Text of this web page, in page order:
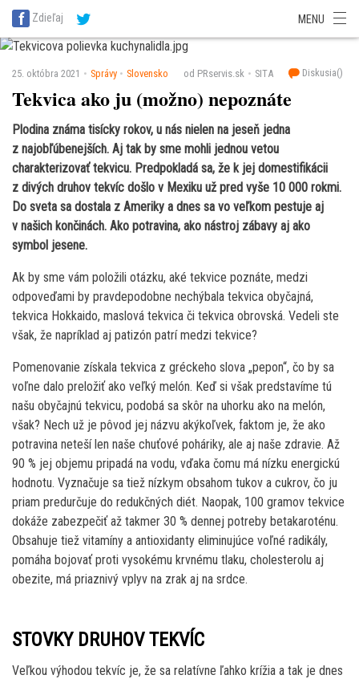
SITA Energetika
SITA Potravinárstvo
Zdieľaj MENU
25. októbra 2021 Správy Slovensko od PRservis.sk SITA Diskusia()
Tekvica ako ju (možno) nepoznáte
Plodina známa tisícky rokov, u nás nielen na jeseň jedna
z najobľúbenejších. Aj tak by sme mohli jednou vetou
charakterizovať tekvicu. Predpokladá sa, že k jej domestifikácii
z divých druhov tekvíc došlo v Mexiku už pred vyše 10 000 rokmi.
Do sveta sa dostala z Ameriky a dnes sa vo veľkom pestuje aj
v našich končinách. Ako potravina, ako nástroj zábavy aj ako
symbol jesene.
Ak by sme vám položili otázku, aké tekvice poznáte, medzi
odpoveďami by pravdepodobne nechýbala tekvica obyčajná,
tekvica Hokkaido, maslová tekvica či tekvica obrovská. Vedeli ste
však, že napríklad aj patizón patrí medzi tekvice?
Pomenovanie získala tekvica z gréckeho slova „pepon“, čo by sa
voľne dalo preložiť ako veľký melón. Keď si však predstavíme tú
našu obyčajnú tekvicu, podobá sa skôr na uhorku ako na melón,
však? Nech už je pôvod jej názvu akýkoľvek, faktom je, že ako
potravina neteší len naše chuťové poháriky, ale aj naše zdravie. Až
90 % jej objemu pripadá na vodu, vďaka čomu má nízku energickú
hodnotu. Vyznačuje sa tiež nízkym obsahom tukov a cukrov, čo ju
priam predurčuje do redukčných diét. Naopak, 100 gramov tekvice
dokáže zabezpečiť až takmer 30 % dennej potreby betakaroténu.
Obsahuje tiež vitamíny a antioxidanty eliminujúce voľné radikály,
pomáha bojovať proti vysokému krvnému tlaku, cholesterolu aj
obezite, má priaznivý vplyv na zrak aj na srdce.
STOVKY DRUHOV TEKVÍC
Veľkou výhodou tekvíc je, že sa relatívne ľahko krížia a tak je dnes